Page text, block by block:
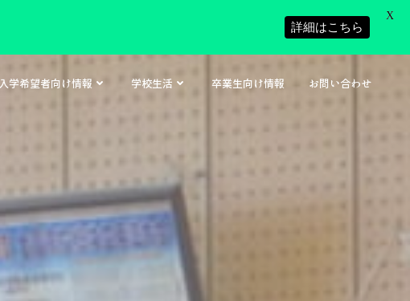
入学希望者向け情報 学校生活 卒業生向け情報 お問い合わせ
詳細はこちら
X